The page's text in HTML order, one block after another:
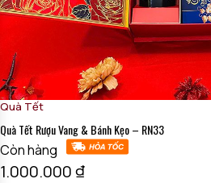
Quà Tết
Quà Tết Rượu Vang & Bánh Kẹo – RN33
Còn hàng
1.000.000₫